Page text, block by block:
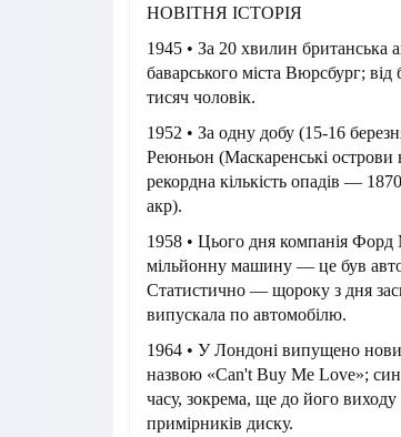
НОВІТНЯ ІСТОРІЯ
1945 • За 20 хвилин британська
баварського міста Вюрсбург;
тисяч чоловік.
1952 • За одну добу (15-16
Реюньон (Маскаренські острови
рекордна кількість опадів —
акр).
1958 • Цього дня компанія
мільйонну машину — це був
Статистично — щороку з дня
випускала по автомобілю.
1964 • У Лондоні випущено
назвою «Can't Buy Me Love»;
часу, зокрема, ще до його
примірників диску.